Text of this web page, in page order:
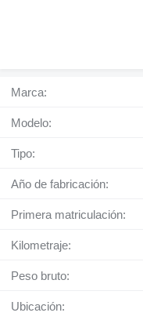
Marca:
Modelo:
Tipo:
Año de fabricación:
Primera matriculación:
Kilometraje:
Peso bruto:
Ubicación: